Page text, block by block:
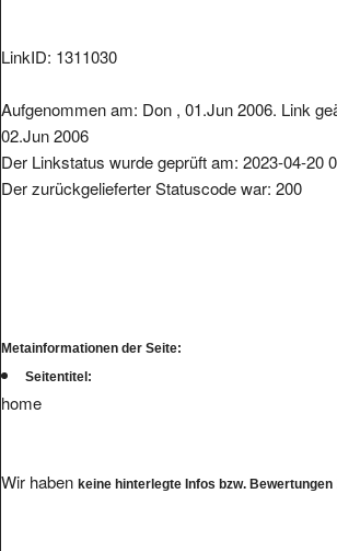
LinkID: 1311030
Aufgenommen am: Don , 01.Jun 2006. Link
02.Jun 2006
Der Linkstatus wurde geprüft am: 2023-04-20
Der zurückgelieferter Statuscode war: 200
Metainformationen der Seite:
Seitentitel:
home
Wir haben keine hinterlegte Infos bzw. Bewertungen